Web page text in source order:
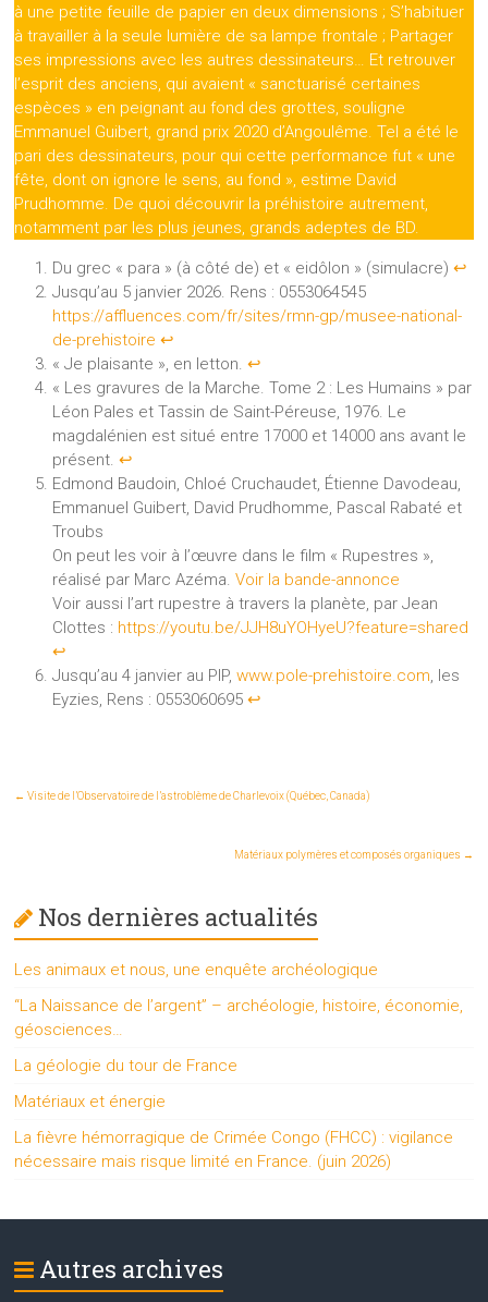
à une petite feuille de papier en deux dimensions ; S’habituer
à travailler à la seule lumière de sa lampe frontale ; Partager
ses impressions avec les autres dessinateurs… Et retrouver
l’esprit des anciens, qui avaient « sanctuarisé certaines
espèces » en peignant au fond des grottes, souligne
Emmanuel Guibert, grand prix 2020 d’Angoulême. Tel a été le
pari des dessinateurs, pour qui cette performance fut « une
fête, dont on ignore le sens, au fond », estime David
Prudhomme. De quoi découvrir la préhistoire autrement,
notamment par les plus jeunes, grands adeptes de BD.
Du grec « para » (à côté de) et « eidôlon » (simulacre)↩︎
Jusqu’au 5 janvier 2026. Rens : 0553064545
https://affluences.com/fr/sites/rmn-gp/musee-national-
de-prehistoire ↩︎
« Je plaisante », en letton.↩︎
« Les gravures de la Marche. Tome 2 : Les Humains » par
Léon Pales et Tassin de Saint-Péreuse, 1976. Le
magdalénien est situé entre 17000 et 14000 ans avant le
présent.↩︎
Edmond Baudoin, Chloé Cruchaudet, Étienne Davodeau,
Emmanuel Guibert, David Prudhomme, Pascal Rabaté et
Troubs
On peut les voir à l’œuvre dans le film « Rupestres »,
réalisé par Marc Azéma.Voir la bande-annonce
Voir aussi l’art rupestre à travers la planète, par Jean
Clottes : https://youtu.be/JJH8uYOHyeU?feature=shared
↩︎
Jusqu’au 4 janvier au PIP,www.pole-prehistoire.com , les
Eyzies, Rens : 0553060695↩︎
← Visite de l’Observatoire de l’astroblème de Charlevoix (Québec, Canada)
Matériaux polymères et composés organiques →
Nos dernières actualités
Les animaux et nous, une enquête archéologique
“La Naissance de l’argent” – archéologie, histoire, économie,
géosciences…
La géologie du tour de France
Matériaux et énergie
La fièvre hémorragique de Crimée Congo (FHCC) : vigilance
nécessaire mais risque limité en France. (juin 2026)
Autres archives